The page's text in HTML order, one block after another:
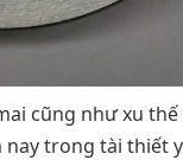
cũng như xu
nay trong tài thiết